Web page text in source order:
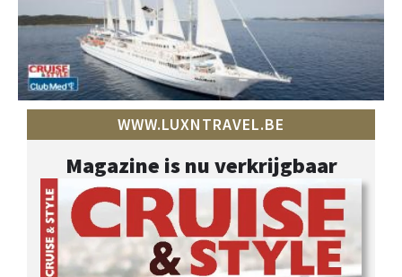
WWW.LUXNTRAVEL.BE
Magazine is nu verkrijgbaar